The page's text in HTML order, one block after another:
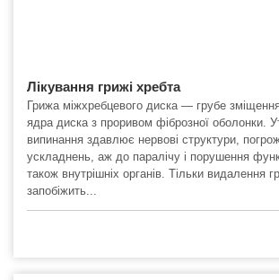
Лікування грижі хребта
Грижа міжхребцевого диска — грубе
ядра диска з проривом фіброзної оболонки.
випинання здавлює нервові структури,
ускладнень, аж до паралічу і порушення
також внутрішніх органів. Тільки видалення
запобіжить...